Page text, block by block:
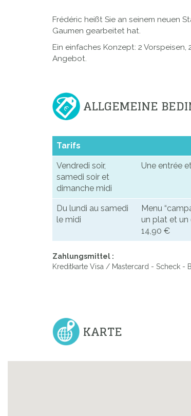
Frédéric heißt Sie an seinem neuen
Gaumen gearbeitet hat.
Ein einfaches Konzept: 2
Angebot.
ALLGEMEINE
Tarifs
Vendredi soir,
samedi soir et
dimanche midi
Une entrée
Du lundi au samedi
le midi
Menu
un plat et un
14,90 €
Zahlungsmittel :
Kreditkarte Visa / Mastercard - Scheck -
KARTE